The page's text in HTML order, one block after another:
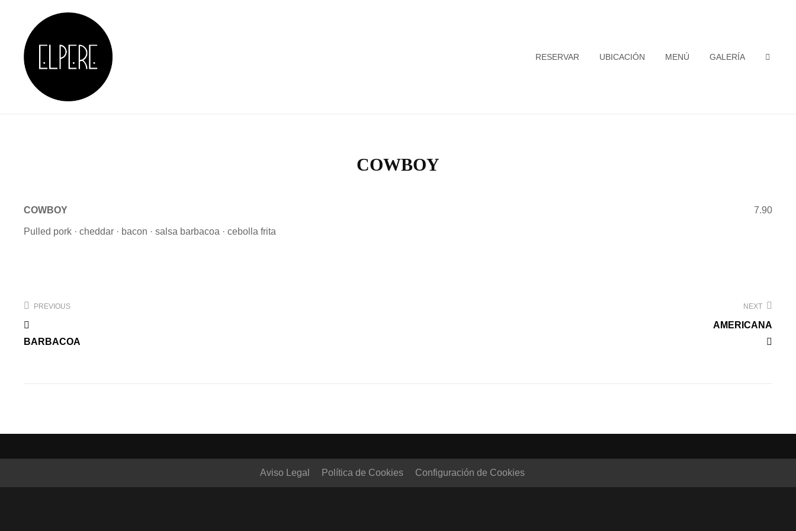
content
RESERVAR UBICACIÓN MENÚ
GALERÍA
COWBOY
COWBOY 7.90
Pulled pork · cheddar · bacon · salsa barbacoa · cebolla frita
de
entradas
PREVIOUS
BARBACOA
NEXT
AMERICANA
Aviso Legal Política de Cookies Configuración de Cookies